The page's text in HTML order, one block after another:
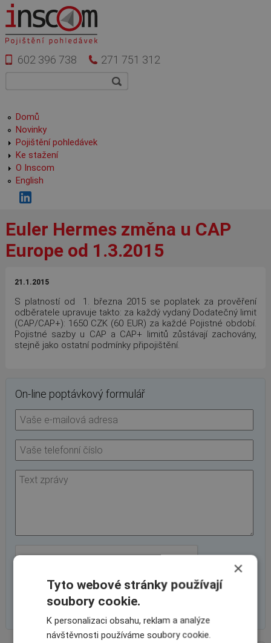
Přejít k hlavnímu obsahu
602 396 738 271 751 312
Hlavní menu
Domů
Novinky
Pojištění pohledávek
Ke stažení
O Inscom
English
Euler Hermes změna u CAP
Europe od 1.3.2015
21.1.2015
S platností od 1. března 2015 se poplatek za prověření
odběratele upravuje takto: za každý vydaný Dodatečný limit
(CAP/CAP+): 1650 CZK (60 EUR) za každé Pojistné období.
Pojistné sazby u CAP a CAP+ limitů zůstávají zachovány,
stejně jako ostatní podmínky připojištění.
On-line poptávkový formulář
×
Tyto webové stránky používají
soubory cookie.
K personalizaci obsahu, reklam a analýze
návštěvnosti používáme soubory cookie.